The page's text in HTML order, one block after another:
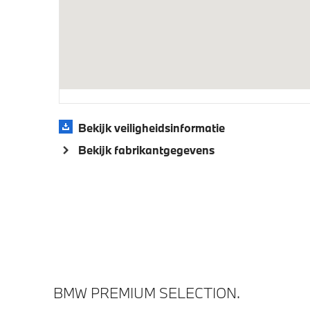
Veiligheid
Bekijk veiligheidsinformatie
Bekijk fabrikantgegevens
BMW PREMIUM SELECTION.